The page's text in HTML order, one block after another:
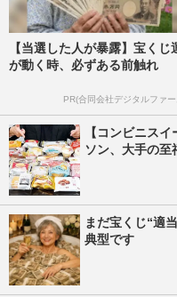
【当選した人が暴露】宝くじ
が動く時、必ずある前触れ
PR(合同会社デジタルファ
【コンビニス
ソン、大手の至
まだ宝くじ“適
典型です